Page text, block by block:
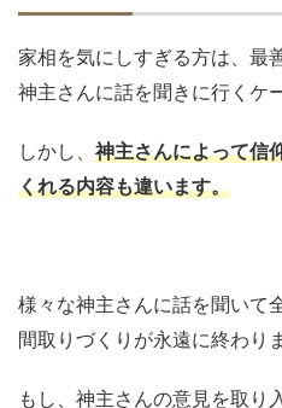
家相を気にしすぎる方は、最
神主さんに話を聞きに行くケ
しかし、 神主さんによって信
くれる内容も違います。
様々な神主さんに話を聞いて
間取りづくりが永遠に終わり
もし、神主さんの意見を取り